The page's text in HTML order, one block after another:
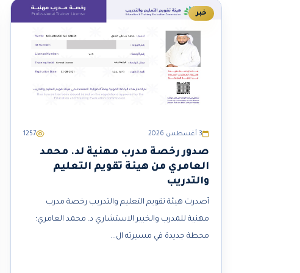
خبر
3 أغسطس 2026 1257
صدور رخصة مدرب مهنية لد. محمد
العامري من هيئة تقويم التعليم
والتدريب
أصدرت هيئة تقويم التعليم والتدريب رخصة مدرب
مهنية للمدرب والخبير الاستشاري د. محمد العامري؛
محطة جديدة في مسيرته ال...